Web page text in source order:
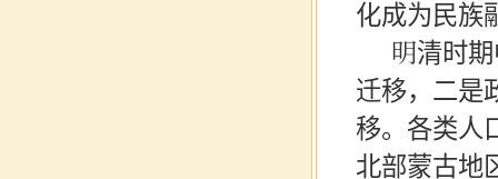
化成为民族
明清时
迁移，二是
移。各类人
北部蒙古地